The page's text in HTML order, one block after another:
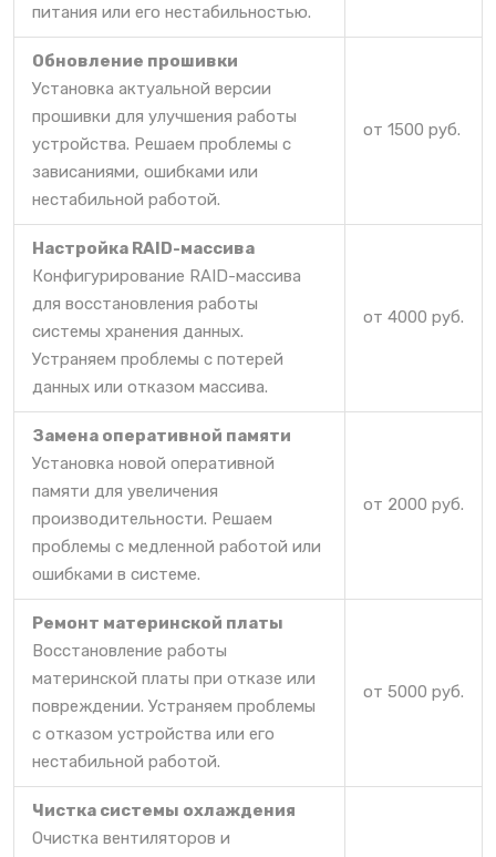
питания или его нестабильностью.
Обновление прошивки
Установка актуальной версии
прошивки для улучшения работы
устройства. Решаем проблемы с
зависаниями, ошибками или
нестабильной работой.
от 1500 руб.
Настройка RAID-массива
Конфигурирование RAID-массива
для восстановления работы
системы хранения данных.
Устраняем проблемы с потерей
данных или отказом массива.
от 4000 руб.
Замена оперативной памяти
Установка новой оперативной
памяти для увеличения
производительности. Решаем
проблемы с медленной работой или
ошибками в системе.
от 2000 руб.
Ремонт материнской платы
Восстановление работы
материнской платы при отказе или
повреждении. Устраняем проблемы
с отказом устройства или его
нестабильной работой.
от 5000 руб.
Чистка системы охлаждения
Очистка вентиляторов и